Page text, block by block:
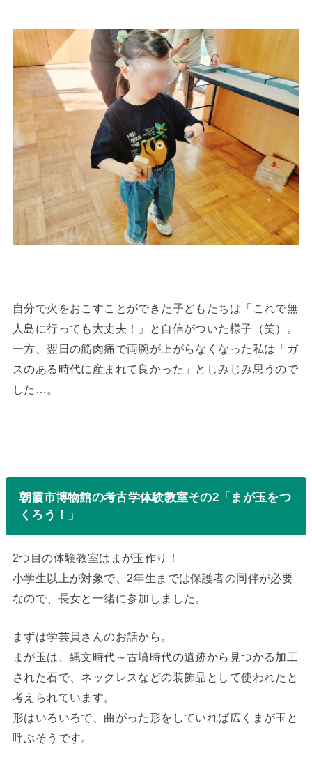
自分で火をおこすことができた子どもたちは「これで無
人島に行っても大丈夫！」と自信がついた様子（笑）。
一方、翌日の筋肉痛で両腕が上がらなくなった私は「ガ
スのある時代に産まれて良かった」としみじみ思うので
した…。
朝霞市博物館の考古学体験教室その2「まが玉をつ
くろう！」
2つ目の体験教室はまが玉作り！
小学生以上が対象で、2年生までは保護者の同伴が必要
なので、長女と一緒に参加しました。
まずは学芸員さんのお話から。
まが玉は、縄文時代～古墳時代の遺跡から見つかる加工
された石で、ネックレスなどの装飾品として使われたと
考えられています。
形はいろいろで、曲がった形をしていれば広くまが玉と
呼ぶそうです。